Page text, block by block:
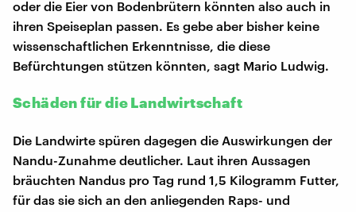
oder die Eier von Bodenbrütern könnten also auch in
ihren Speiseplan passen. Es gebe aber bisher keine
wissenschaftlichen Erkenntnisse, die diese
Befürchtungen stützen könnten, sagt Mario Ludwig.
Schäden für die Landwirtschaft
Die Landwirte spüren dagegen die Auswirkungen der
Nandu-Zunahme deutlicher. Laut ihren Aussagen
bräuchten Nandus pro Tag rund 1,5 Kilogramm Futter,
für das sie sich an den anliegenden Raps- und